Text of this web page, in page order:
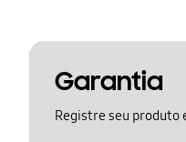
Garantia
Registre seu produto